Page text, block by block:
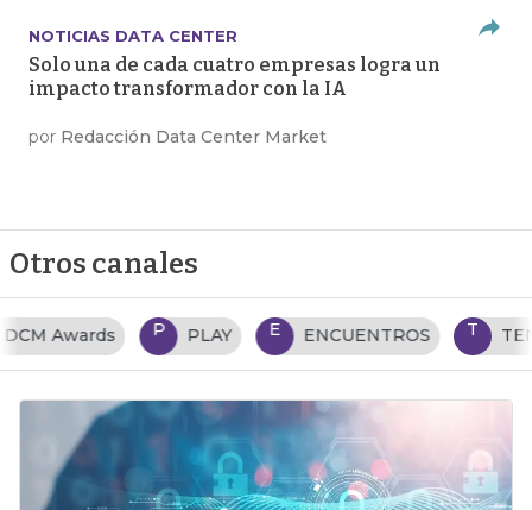
NOTICIAS DATA CENTER
Solo una de cada cuatro empresas logra un
impacto transformador con la IA
por Redacción Data Center Market
Otros canales
P PLAY E ENCUENTROS T TENDENCIAS TI